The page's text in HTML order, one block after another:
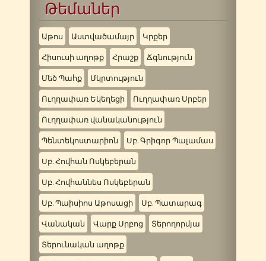
Թեմաներ
Աթոս Աստվածամայր Կրքեր
Հիսուսի աղոթք Հրաշք Ճգնություն
Մեծ Պահք Մկրտություն
Ուղղափառ Եկեղեցի Ուղղափառ Սրբեր
Ուղղափառ վանականություն
Պենտեկոստարիոն Սբ. Գրիգոր Պալամաս
Սբ. Հովհան Ոսկեբերան
Սբ. Հովհաննես Ոսկեբերան
Սբ. Պաիսիոս Աթոսացի Սբ. Պատարագ
Վանական Վարք Սրբոց Տերողորմյա
Տերունական աղոթք